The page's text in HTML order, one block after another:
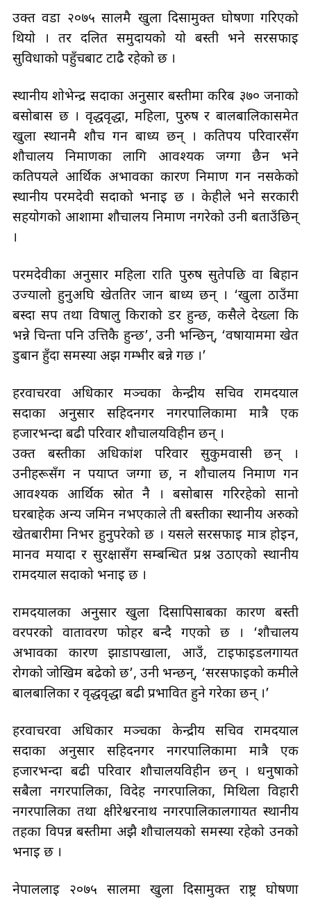
उक्त वडा २०७५ सालमै खुला दिसामुक्त घोषणा गरिएको
थियो । तर दलित समुदायको यो बस्ती भने सरसफाइ
सुविधाको पहुँचबाट टाढै रहेको छ ।
स्थानीय शोभेन्द्र सदाका अनुसार बस्तीमा करिब ३७० जनाको
बसोबास छ । वृद्धवृद्धा, महिला, पुरुष र बालबालिकासमेत
खुला स्थानमै शौच गर्न बाध्य छन् । कतिपय परिवारसँग
शौचालय निर्माणका लागि आवश्यक जग्गा छैन भने
कतिपयले आर्थिक अभावका कारण निर्माण गर्न नसकेको
स्थानीय परमदेवी सदाको भनाइ छ । केहीले भने सरकारी
सहयोगको आशामा शौचालय निर्माण नगरेको उनी बताउँछिन्
।
परमदेवीका अनुसार महिला राति पुरुष सुतेपछि वा बिहान
उज्यालो हुनुअघि खेततिर जान बाध्य छन् । ‘खुला ठाउँमा
बस्दा सर्प तथा विषालु किराको डर हुन्छ, कसैले देख्ला कि
भन्ने चिन्ता पनि उत्तिकै हुन्छ’, उनी भन्छिन्, ‘वर्षायाममा खेत
डुबान हुँदा समस्या अझ गम्भीर बन्ने गर्छ ।’
हरवाचरवा अधिकार मञ्चका केन्द्रीय सचिव रामदयाल
सदाका अनुसार सहिदनगर नगरपालिकामा मात्रै एक
हजारभन्दा बढी परिवार शौचालयविहीन छन् ।
उक्त बस्तीका अधिकांश परिवार सुकुमवासी छन् ।
उनीहरूसँग न पर्याप्त जग्गा छ, न शौचालय निर्माण गर्न
आवश्यक आर्थिक स्रोत नै । बसोबास गरिरहेको सानो
घरबाहेक अन्य जमिन नभएकाले ती बस्तीका स्थानीय अरुको
खेतबारीमा निर्भर हुनुपरेको छ । यसले सरसफाइ मात्र होइन,
मानव मर्यादा र सुरक्षासँग सम्बन्धित प्रश्न उठाएको स्थानीय
रामदयाल सदाको भनाइ छ ।
रामदयालका अनुसार खुला दिसापिसाबका कारण बस्ती
वरपरको वातावरण फोहर बन्दै गएको छ । ‘शौचालय
अभावका कारण झाडापखाला, आउँ, टाइफाइडलगायत
रोगको जोखिम बढेको छ’, उनी भन्छन्, ‘सरसफाइको कमीले
बालबालिका र वृद्धवृद्धा बढी प्रभावित हुने गरेका छन् ।’
हरवाचरवा अधिकार मञ्चका केन्द्रीय सचिव रामदयाल
सदाका अनुसार सहिदनगर नगरपालिकामा मात्रै एक
हजारभन्दा बढी परिवार शौचालयविहीन छन् । धनुषाको
सबैला नगरपालिका, विदेह नगरपालिका, मिथिला विहारी
नगरपालिका तथा क्षीरेश्वरनाथ नगरपालिकालगायत स्थानीय
तहका विपन्न बस्तीमा अझै शौचालयको समस्या रहेको उनको
भनाइ छ ।
नेपाललाई २०७५ सालमा खुला दिसामुक्त राष्ट्र घोषणा